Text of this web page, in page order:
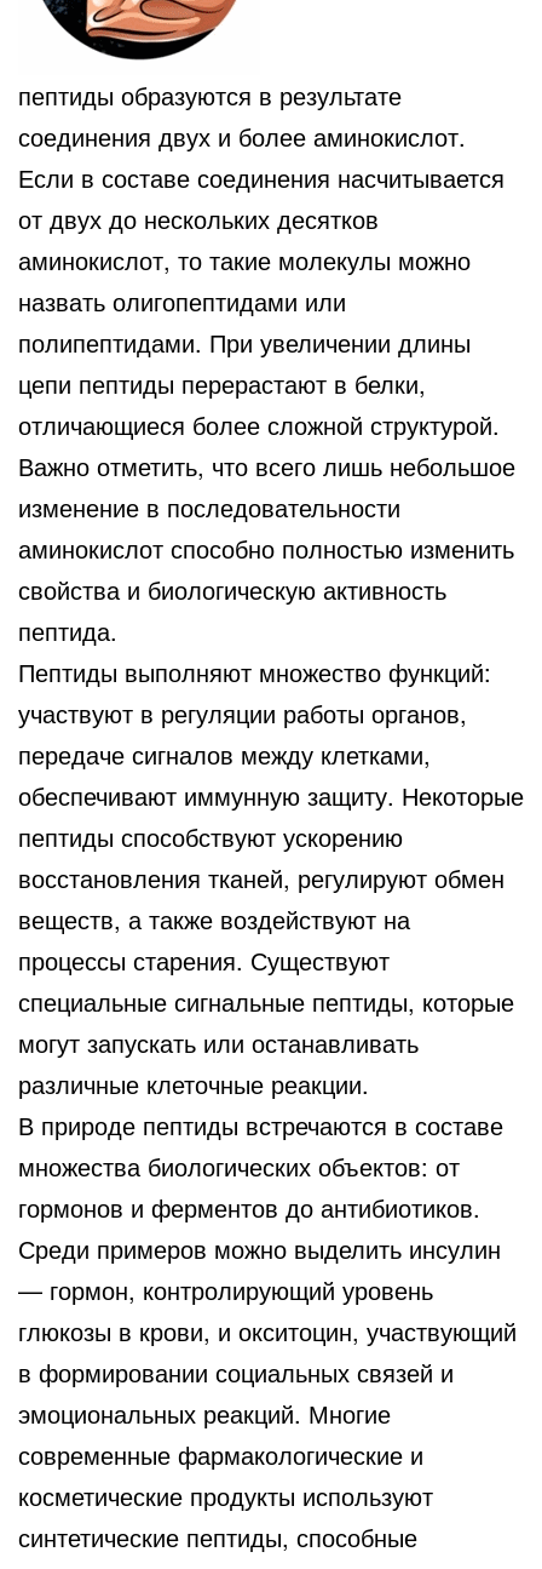
пептиды образуются в результате
соединения двух и более аминокислот.
Если в составе соединения насчитывается
от двух до нескольких десятков
аминокислот, то такие молекулы можно
назвать олигопептидами или
полипептидами. При увеличении длины
цепи пептиды перерастают в белки,
отличающиеся более сложной структурой.
Важно отметить, что всего лишь небольшое
изменение в последовательности
аминокислот способно полностью изменить
свойства и биологическую активность
пептида.
Пептиды выполняют множество функций:
участвуют в регуляции работы органов,
передаче сигналов между клетками,
обеспечивают иммунную защиту. Некоторые
пептиды способствуют ускорению
восстановления тканей, регулируют обмен
веществ, а также воздействуют на
процессы старения. Существуют
специальные сигнальные пептиды, которые
могут запускать или останавливать
различные клеточные реакции.
В природе пептиды встречаются в составе
множества биологических объектов: от
гормонов и ферментов до антибиотиков.
Среди примеров можно выделить инсулин
— гормон, контролирующий уровень
глюкозы в крови, и окситоцин, участвующий
в формировании социальных связей и
эмоциональных реакций. Многие
современные фармакологические и
косметические продукты используют
синтетические пептиды, способные